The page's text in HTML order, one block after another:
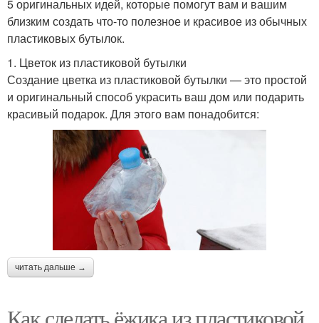
5 оригинальных идей, которые помогут вам и вашим
близким создать что-то полезное и красивое из обычных
пластиковых бутылок.
1. Цветок из пластиковой бутылки
Создание цветка из пластиковой бутылки — это простой
и оригинальный способ украсить ваш дом или подарить
красивый подарок. Для этого вам понадобится:
читать дальше →